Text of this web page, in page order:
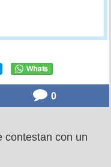
0
contestan con un